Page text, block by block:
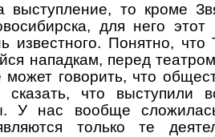
выступление, то кроме
для него этот
известного. Понятно, что
нападкам, перед
может говорить, что
сказать, что выступили
У нас вообще
только те